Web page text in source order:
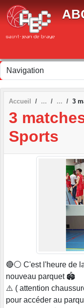
Accueil 3
3
Sports
🔴⚪ C'est l'heure de
nouveau parquet 🏟
⚠️ ( attention
pour accéder au
Panneau de gestion